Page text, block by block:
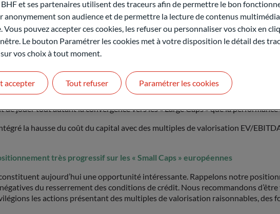
nous observons un point d’entrée intéressant pour un retour à la
européennes a considérablement diminué au cours des 5 dernières années
(13.7 en 2018 contre 12.5 aujourd’hui).
bénéficiaires, le consensus des analystes pour les « Small Caps »
de savoir si le consensus n’est pas trop optimiste. Notre analyse
capitalisations, puisque révisées de manière équivalente de près de -5%
de jouer tout autant la convergence vers les « Large Caps » que la
la hausse du coût du capital avec des multiples de valorisation EV/
très progressif sur les « Small Caps » européennes
aujourd’hui une opportunité intéressante. Rappelons notre
du resserrement des conditions de crédit. Nous recommandons
les actions présentant des multiples de valorisation raisonnables, des
et ses partenaires utilisent des traceurs afin de permettre le bon
anonymement son audience et de permettre la lecture de contenus
Vous pouvez accepter ces cookies, les refuser ou personnaliser vos choix en
Le bouton Paramétrer les cookies met à votre disposition le détail des
vos choix à tout moment.
Tout refuser
accepter Paramétrer les cookies